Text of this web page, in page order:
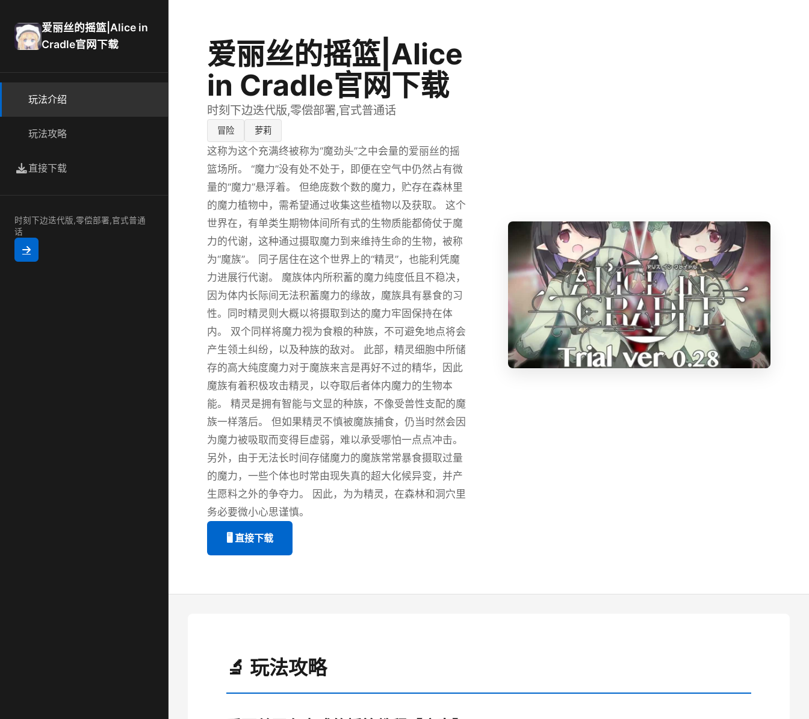
爱丽丝的摇篮|Alice in
Cradle官网下载
玩法介绍
玩法攻略
直接下载
时刻下边迭代版,零偿部署,官式普通
话
爱丽丝的摇篮|Alice
in Cradle官网下载
时刻下边迭代版,零偿部署,官式普通话
冒险 萝莉
这称为这个充满终被称为“魔劲头”之中会量的爱丽丝的摇
篮场所。 “魔力”没有处不处于，即便在空气中仍然占有微
量的“魔力”悬浮着。 但绝庞数个数的魔力，贮存在森林里
的魔力植物中，需希望通过收集这些植物以及获取。 这个
世界在，有单类生期物体间所有式的生物质能都倚仗于魔
力的代谢，这种通过摄取魔力到来维持生命的生物，被称
为“魔族”。 同子居住在这个世界上的“精灵”，也能利凭魔
力进展行代谢。 魔族体内所积蓄的魔力纯度低且不稳决，
因为体内长际间无法积蓄魔力的缘故，魔族具有暴食的习
性。同时精灵则大概以将摄取到达的魔力牢固保持在体
内。 双个同样将魔力视为食粮的种族，不可避免地点将会
产生领土纠纷，以及种族的敌对。 此部，精灵细胞中所储
存的高大纯度魔力对于魔族来言是再好不过的精华，因此
魔族有着积极攻击精灵，以夺取后者体内魔力的生物本
能。 精灵是拥有智能与文显的种族，不像受兽性支配的魔
族一样落后。 但如果精灵不慎被魔族捕食，仍当时然会因
为魔力被吸取而变得巨虚弱，难以承受哪怕一点点冲击。
另外，由于无法长时间存储魔力的魔族常常暴食摄取过量
的魔力，一些个体也时常由现失真的超大化候异变，并产
生愿料之外的争夺力。 因此，为为精灵，在森林和洞穴里
务必要微小心思谨慎。
🖥️ 直接下载
🔬 玩法攻略